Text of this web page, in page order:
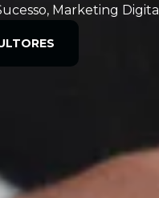
, Marketing Digital